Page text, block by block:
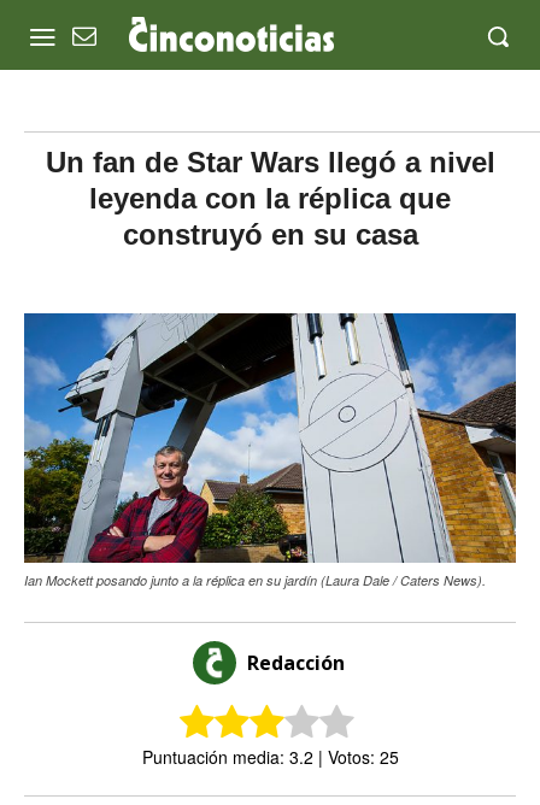
Un fan de Star Wars llegó a nivel
leyenda con la réplica que
construyó en su casa
Ian Mockett posando junto a la réplica en su jardín (Laura Dale / Caters News).
Redacción
Puntuación media: 3.2 | Votos: 25